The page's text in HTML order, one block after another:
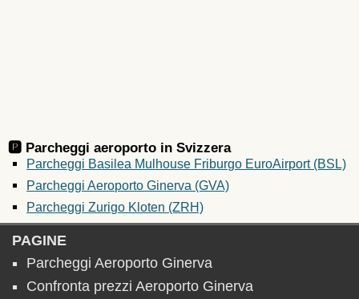
🅿️ Parcheggi aeroporto in Svizzera
Parcheggi Basilea Mulhouse Friburgo EuroAirport (BSL)
Parcheggi Aeroporto Ginerva (GVA)
Parcheggi Zurigo Kloten (ZRH)
PAGINE
Parcheggi Aeroporto Ginerva
Confronta prezzi Aeroporto Ginerva